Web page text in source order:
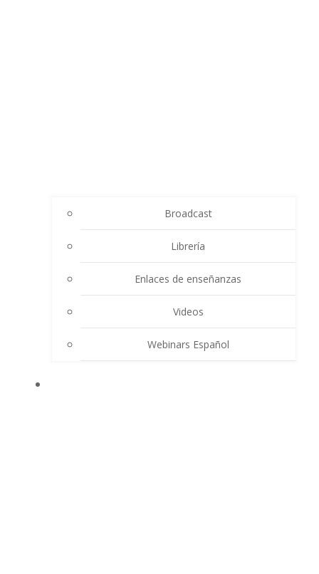
Broadcast
Librería
Enlaces de enseñanzas
Videos
Webinars Español